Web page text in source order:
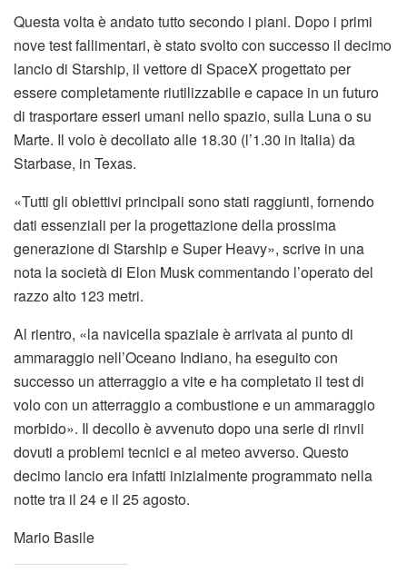
Questa volta è andato tutto secondo i piani. Dopo i primi
nove test fallimentari, è stato svolto con successo il decimo
lancio di Starship, il vettore di SpaceX progettato per
essere completamente riutilizzabile e capace in un futuro
di trasportare esseri umani nello spazio, sulla Luna o su
Marte. Il volo è decollato alle 18.30 (l’1.30 in Italia) da
Starbase, in Texas.
«Tutti gli obiettivi principali sono stati raggiunti, fornendo
dati essenziali per la progettazione della prossima
generazione di Starship e Super Heavy», scrive in una
nota la società di Elon Musk commentando l’operato del
razzo alto 123 metri.
Al rientro, «la navicella spaziale è arrivata al punto di
ammaraggio nell’Oceano Indiano, ha eseguito con
successo un atterraggio a vite e ha completato il test di
volo con un atterraggio a combustione e un ammaraggio
morbido». Il decollo è avvenuto dopo una serie di rinvii
dovuti a problemi tecnici e al meteo avverso. Questo
decimo lancio era infatti inizialmente programmato nella
notte tra il 24 e il 25 agosto.
Mario Basile